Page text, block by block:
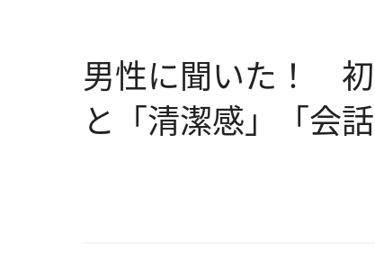
男性に聞いた！ 初
と「清潔感」「会